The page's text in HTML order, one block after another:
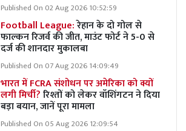
Published On 02 Aug 2026 10:52:59
Football League:रेहान के दो गोल से
फाल्कन रिजर्व की जीत, माउंट फोर्ट ने 5-0 से
दर्ज की शानदार मुकालबा
Published On 07 Aug 2026 14:09:49
भारत में FCRA संशोधन पर अमेरिका को क्यों
लगी मिर्ची?रिश्तों को लेकर वॉशिंगटन ने दिया
बड़ा बयान, जानें पूरा मामला
Published On 05 Aug 2026 12:09:54